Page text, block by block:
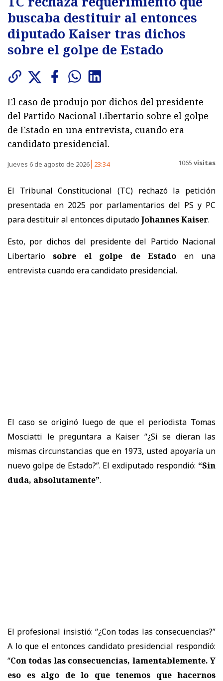
buscaba destituir al entonces
diputado Kaiser tras dichos
sobre el golpe de Estado
El caso de produjo por dichos del presidente
del Partido Nacional Libertario sobre el golpe
de Estado en una entrevista, cuando era
candidato presidencial.
Jueves 6 de agosto de 2026 23:34 1065 visitas
El Tribunal Constitucional (TC) rechazó la petición
presentada en 2025 por parlamentarios del PS y PC
para destituir al entonces diputadoJohannes Kaiser.
Esto, por dichos del presidente del Partido Nacional
Libertario sobre el golpe de Estado en una
entrevista cuando era candidato presidencial.
El caso se originó luego de que el periodista Tomas
Mosciatti le preguntara a Kaiser “¿Si se dieran las
mismas circunstancias que en 1973, usted apoyaría un
nuevo golpe de Estado?”. El exdiputado respondió: “Sin
duda, absolutamente”.
El profesional insistió: “¿Con todas las consecuencias?”
A lo que el entonces candidato presidencial respondió:
“Con todas las consecuencias, lamentablemente. Y
eso es algo de lo que tenemos que hacernos